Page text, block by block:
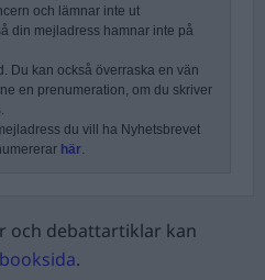
och lämnar inte ut
din mejladress hamnar inte på
Du kan också överraska en vän
en prenumeration, om du skriver
du vill ha Nyhetsbrevet
här.
och debattartiklar kan
.